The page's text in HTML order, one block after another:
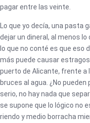
pagar entre las veinte.
Lo que yo decía, una pasta
dejar un dineral, al menos
lo que no conté es que eso
más puede causar
puerto de Alicante, frente a
bruces al agua. ¿No pueden
serio, no hay nada que
se supone que lo lógico no
riendo y medio borracha